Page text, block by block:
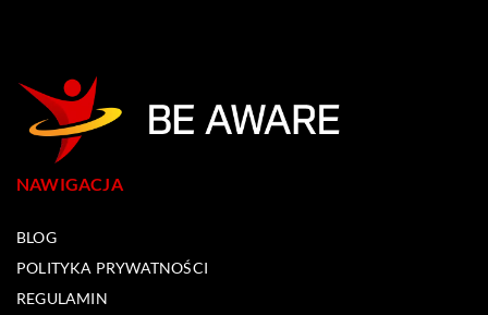
NAWIGACJA
BLOG
POLITYKA PRYWATNOŚCI
REGULAMIN